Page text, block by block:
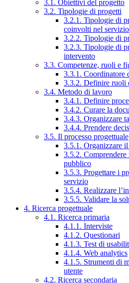
3.1. Obiettivi del progetto
3.2. Tipologie di progetti
3.2.1. Tipologie di
coinvolti nel servizio
3.2.2. Tipologie di
3.2.3. Tipologie di
intervento
3.3. Competenze, ruoli e
3.3.1. Coordinatore
3.3.2. Definire ruoli
3.4. Metodo di lavoro
3.4.1. Definire
3.4.2. Curare la
3.4.3. Organizzare
3.4.4. Prendere
3.5. Il processo progettuale
3.5.1. Organizzare
3.5.2. Comprendere
pubblico
3.5.3. Progettare i
servizio
3.5.4. Realizzare
3.5.5. Validare la
4. Ricerca progettuale
4.1. Ricerca primaria
4.1.1. Interviste
4.1.2. Questionari
4.1.3. Test di
4.1.4. Web analytics
4.1.5. Strumenti di
utente
4.2. Ricerca secondaria